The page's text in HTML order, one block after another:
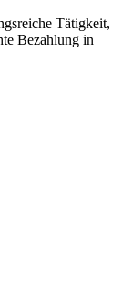
Tätigkeit,
Bezahlung in